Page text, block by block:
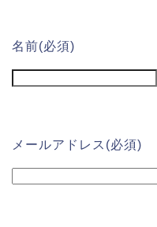
名前(必須)
メールアドレス (必須)